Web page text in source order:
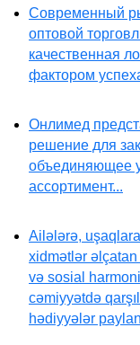
Современный
оптовой
качественная
фактором
Онлимед
решение для
объединяющее
ассортимент...
Ailələrə,
xidmətlər
və sosial
cəmiyyətdə
hədiyyələr